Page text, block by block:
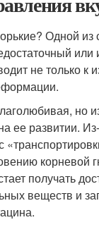
Одной из
или
не только к
но
ее развитии.
корневой
получать
веществ и